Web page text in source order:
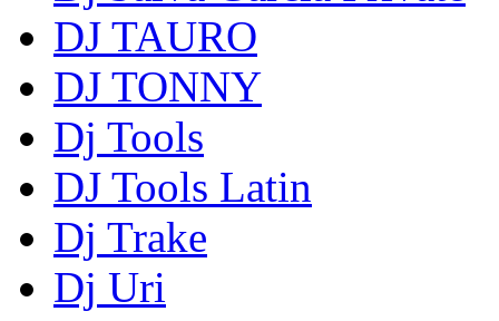
DJ TAURO
DJ TONNY
Dj Tools
DJ Tools Latin
Dj Trake
Dj Uri